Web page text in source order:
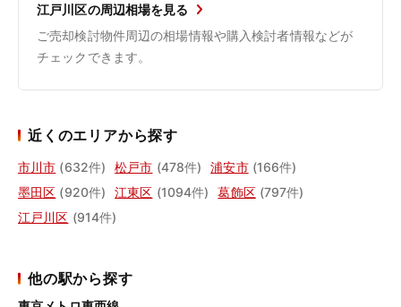
江戸川区の周辺相場を見る
ご売却検討物件周辺の相場情報や購入検討者情報などが
チェックできます。
近くのエリアから探す
市川市 (632件) 松戸市 (478件) 浦安市 (166件)
墨田区 (920件) 江東区 (1094件) 葛飾区 (797件)
江戸川区 (914件)
他の駅から探す